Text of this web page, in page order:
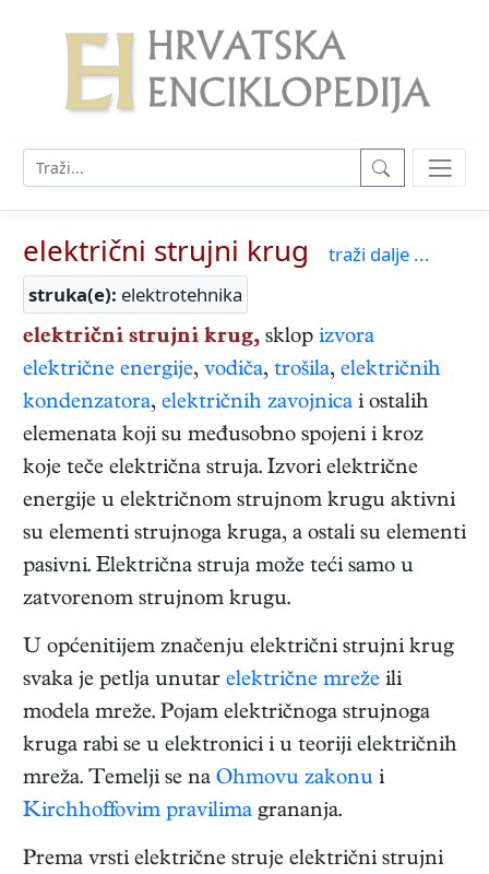
električni strujni krug
traži dalje ...
struka(e): elektrotehnika
električni strujni krug, sklop izvora
električne energije, vodiča, trošila, električnih
kondenzatora, električnih zavojnica i ostalih
elemenata koji su međusobno spojeni i kroz
koje teče električna struja. Izvori električne
energije u električnom strujnom krugu aktivni
su elementi strujnoga kruga, a ostali su elementi
pasivni. Električna struja može teći samo u
zatvorenom strujnom krugu.
U općenitijem značenju električni strujni krug
svaka je petlja unutar električne mreže ili
modela mreže. Pojam električnoga strujnoga
kruga rabi se u elektronici i u teoriji električnih
mreža. Temelji se na Ohmovu zakonu i
Kirchhoffovim pravilima grananja.
Prema vrsti električne struje električni strujni